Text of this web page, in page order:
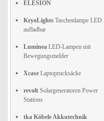
ELESION
KryoLights Taschenlampe LED
aufladbar
Luminea LED-Lampen mit
Bewegungsmelder
Xcase Laptoprucksäcke
revolt Solargeneratoren Power
Stations
tka Köbele Akkutechnik